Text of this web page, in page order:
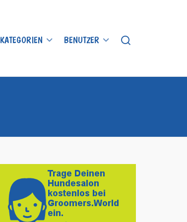
KATEGORIEN BENUTZER